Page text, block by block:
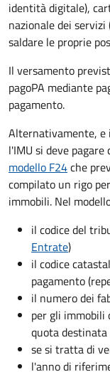
identità digitale),
nazionale dei
saldare le proprie
Il versamento
pagoPA mediante
pagamento.
Alternativamente, e
l'IMU si deve pagare
modello F24che
compilato un rigo
immobili. Nel
il codice del
Entrate)
il codice
pagamento
il numero dei
per gli immobili
quota
se si tratta di
l'anno di